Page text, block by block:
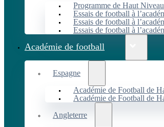
Programme de Haut
Essais de football à
Essais de football à
Essais de football à
Académie de football
Espagne
Académie de Football de
Académie de Football de
Angleterre